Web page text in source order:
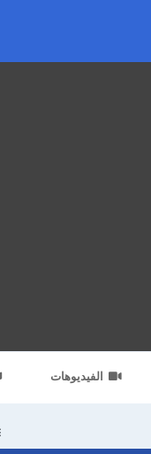
الفيديوهات